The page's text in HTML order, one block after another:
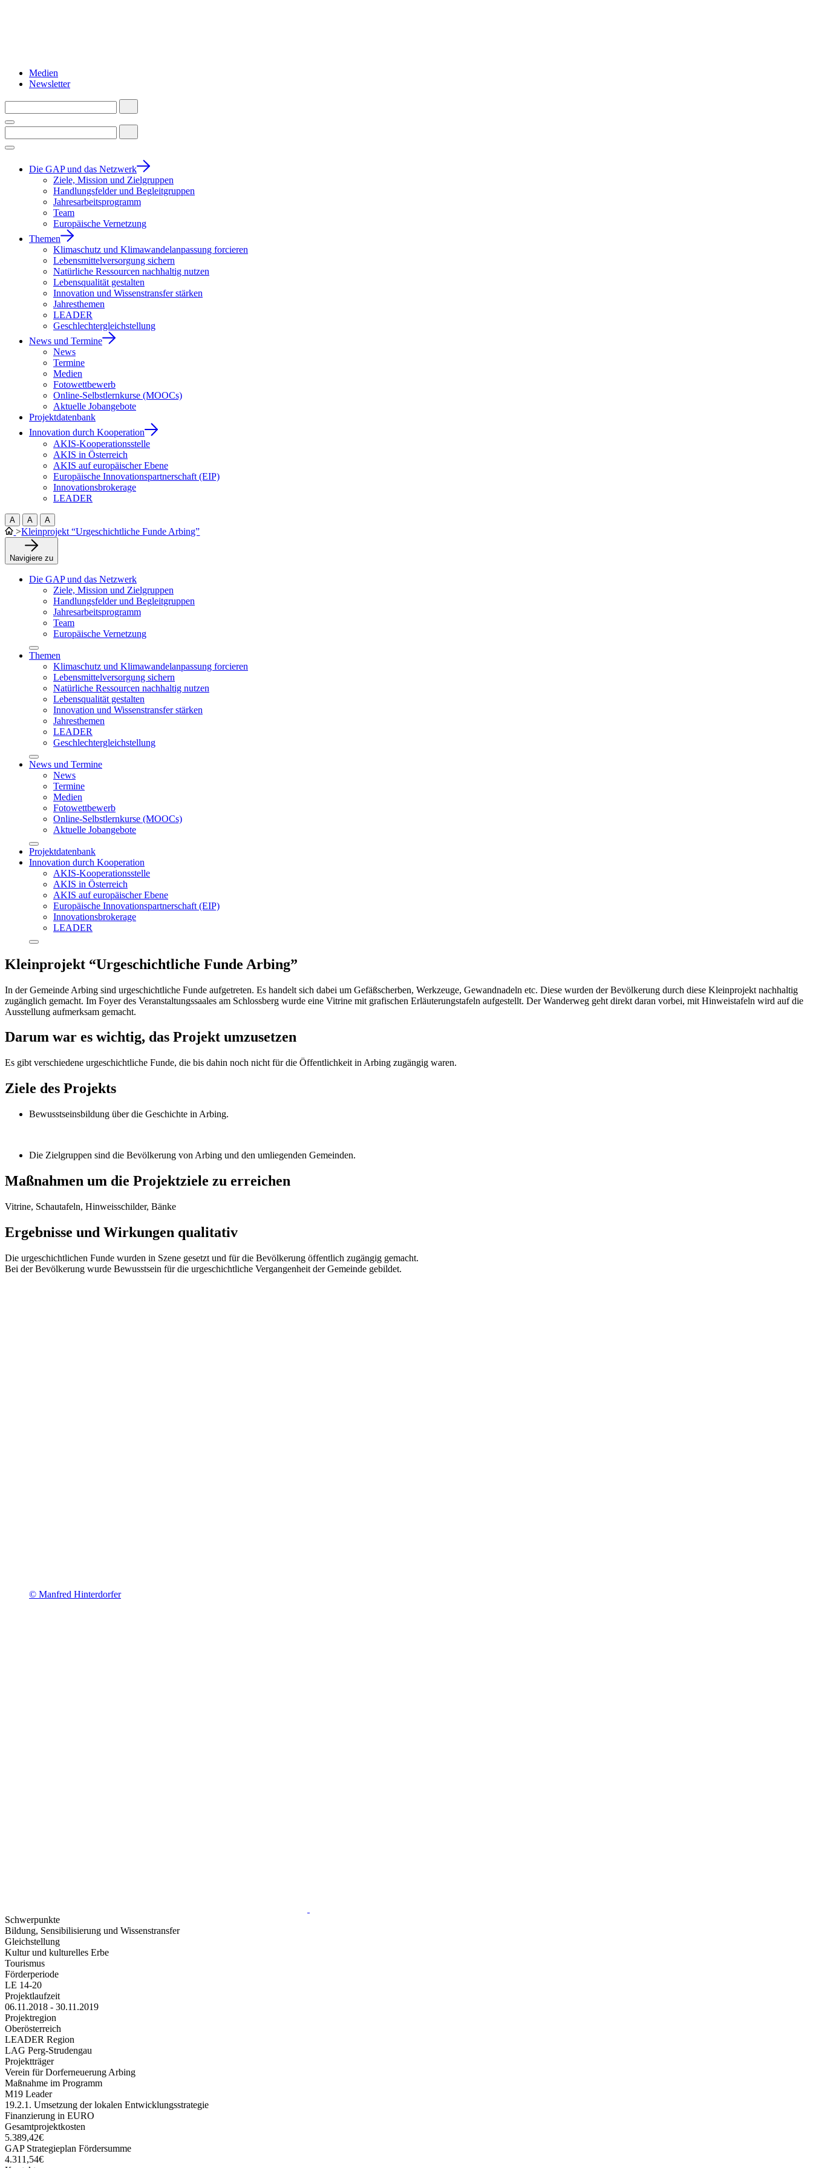
Medien
Newsletter
Die GAP und das Netzwerk
Ziele, Mission und Zielgruppen
Handlungsfelder und Begleitgruppen
Jahresarbeitsprogramm
Team
Europäische Vernetzung
Themen
Klimaschutz und Klimawandelanpassung forcieren
Lebensmittelversorgung sichern
Natürliche Ressourcen nachhaltig nutzen
Lebensqualität gestalten
Innovation und Wissenstransfer stärken
Jahresthemen
LEADER
Geschlechtergleichstellung
News und Termine
News
Termine
Medien
Fotowettbewerb
Online-Selbstlernkurse (MOOCs)
Aktuelle Jobangebote
Projektdatenbank
Innovation durch Kooperation
AKIS-Kooperationsstelle
AKIS in Österreich
AKIS auf europäischer Ebene
Europäische Innovationspartnerschaft (EIP)
Innovationsbrokerage
LEADER
A A A
>Kleinprojekt “Urgeschichtliche Funde Arbing”
Navigiere zu
Die GAP und das Netzwerk
Ziele, Mission und Zielgruppen
Handlungsfelder und Begleitgruppen
Jahresarbeitsprogramm
Team
Europäische Vernetzung
Themen
Klimaschutz und Klimawandelanpassung forcieren
Lebensmittelversorgung sichern
Natürliche Ressourcen nachhaltig nutzen
Lebensqualität gestalten
Innovation und Wissenstransfer stärken
Jahresthemen
LEADER
Geschlechtergleichstellung
News und Termine
News
Termine
Medien
Fotowettbewerb
Online-Selbstlernkurse (MOOCs)
Aktuelle Jobangebote
Projektdatenbank
Innovation durch Kooperation
AKIS-Kooperationsstelle
AKIS in Österreich
AKIS auf europäischer Ebene
Europäische Innovationspartnerschaft (EIP)
Innovationsbrokerage
LEADER
Kleinprojekt “Urgeschichtliche Funde Arbing”
In der Gemeinde Arbing sind urgeschichtliche Funde aufgetreten. Es handelt sich dabei um Gefäßscherben, Werkzeuge, Gewandnadeln etc. Diese wurden der Bevölkerung durch diese Kleinprojekt nachhaltig
zugänglich gemacht. Im Foyer des Veranstaltungssaales am Schlossberg wurde eine Vitrine mit grafischen Erläuterungstafeln aufgestellt. Der Wanderweg geht direkt daran vorbei, mit Hinweistafeln wird auf die
Ausstellung aufmerksam gemacht.
Darum war es wichtig, das Projekt umzusetzen
Es gibt verschiedene urgeschichtliche Funde, die bis dahin noch nicht für die Öffentlichkeit in Arbing zugängig waren.
Ziele des Projekts
Bewusstseinsbildung über die Geschichte in Arbing.
Die Zielgruppen sind die Bevölkerung von Arbing und den umliegenden Gemeinden.
Maßnahmen um die Projektziele zu erreichen
Vitrine, Schautafeln, Hinweisschilder, Bänke
Ergebnisse und Wirkungen qualitativ
Die urgeschichtlichen Funde wurden in Szene gesetzt und für die Bevölkerung öffentlich zugängig gemacht.
Bei der Bevölkerung wurde Bewusstsein für die urgeschichtliche Vergangenheit der Gemeinde gebildet.
© Manfred Hinterdorfer
Schwerpunkte
Bildung, Sensibilisierung und Wissenstransfer
Gleichstellung
Kultur und kulturelles Erbe
Tourismus
Förderperiode
LE 14-20
Projektlaufzeit
06.11.2018 - 30.11.2019
Projektregion
Oberösterreich
LEADER Region
LAG Perg-Strudengau
Projektträger
Verein für Dorferneuerung Arbing
Maßnahme im Programm
M19 Leader
19.2.1. Umsetzung der lokalen Entwicklungsstrategie
Finanzierung in EURO
Gesamtprojektkosten
5.389,42€
GAP Strategieplan Fördersumme
4.311,54€